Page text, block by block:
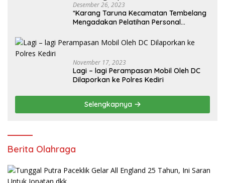
Desember 26, 2023
*Karang Taruna Kecamatan Tembelang
Mengadakan Pelatihan Personal
November 17, 2023
Lagi – lagi Perampasan Mobil Oleh DC
Dilaporkan ke Polres Kediri
Selengkapnya
Berita Olahraga